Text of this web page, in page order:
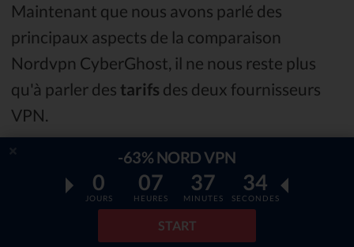
Maintenant que nous avons parlé des
principaux aspects de la comparaison
Nordvpn CyberGhost, il ne nous reste plus
qu'à parler des tarifs des deux fournisseurs
VPN.
Les tarifs de CyberGhost sont comme suit:
-63% NORD VPN
0
JOURS
07
HEURES
37
MINUTES
33
SECONDES
START